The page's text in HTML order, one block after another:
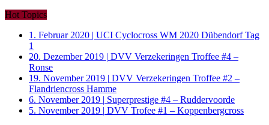
Hot Topics
1. Februar 2020 | UCI Cyclocross WM 2020 Dübendorf Tag
1
20. Dezember 2019 | DVV Verzekeringen Troffee #4 –
Ronse
19. November 2019 | DVV Verzekeringen Troffee #2 –
Flandriencross Hamme
6. November 2019 | Superprestige #4 – Ruddervoorde
5. November 2019 | DVV Trofee #1 – Koppenbergcross